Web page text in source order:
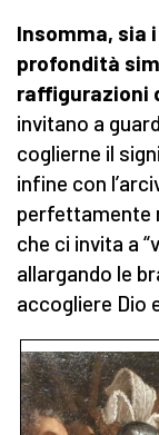
Insomma, sia
profondità
raffigurazioni
invitano a
coglierne il
infine con
perfettamente
che ci invita a
allargando le
accogliere Dio